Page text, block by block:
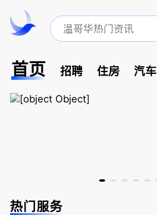
首页 招聘 住房 汽车
热门服务